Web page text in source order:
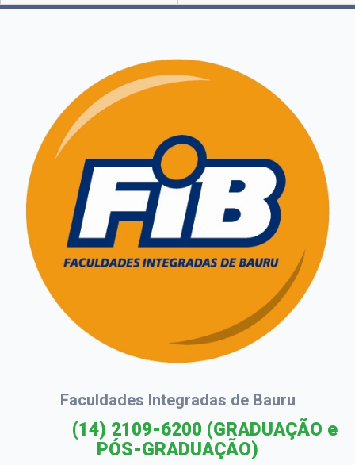
Faculdades Integradas de Bauru
(14) 2109-6200 (GRADUAÇÃO e
PÓS-GRADUAÇÃO)